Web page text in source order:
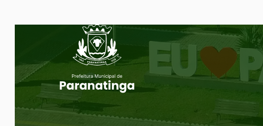
para
rodapé
[alt+4]
Seção do Rodapé e Ouvidoria/